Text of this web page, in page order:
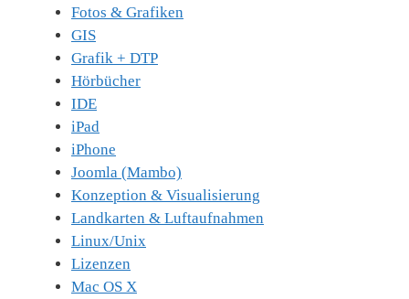
Fotos & Grafiken
GIS
Grafik + DTP
Hörbücher
IDE
iPad
iPhone
Joomla (Mambo)
Konzeption & Visualisierung
Landkarten & Luftaufnahmen
Linux/Unix
Lizenzen
Mac OS X